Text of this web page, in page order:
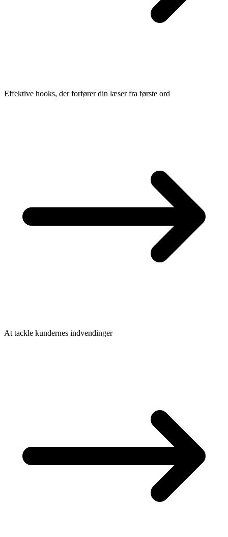
Effektive hooks, der forfører din læser fra første ord
At tackle kundernes indvendinger